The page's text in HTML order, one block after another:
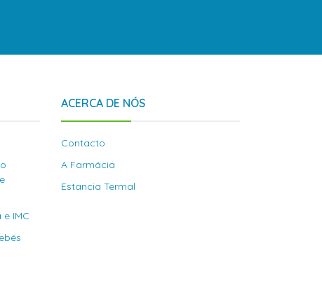
IMC
ACERCA DE NÓS
Contacto
A Farmácia
Estancia Termal